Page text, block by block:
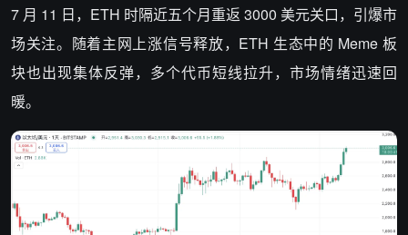
7 月 11 日，ETH 时隔近五个月重返 3000 美元关口，引爆市
场关注。随着主网上涨信号释放，ETH 生态中的 Meme 板
块也出现集体反弹，多个代币短线拉升，市场情绪迅速回
暖。